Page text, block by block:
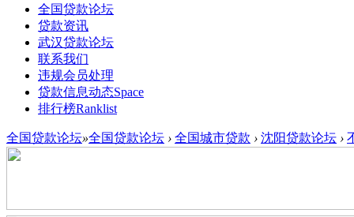
全国贷款论坛
贷款资讯
武汉贷款论坛
联系我们
违规会员处理
贷款信息动态Space
排行榜Ranklist
全国贷款论坛»全国贷款论坛 › 全国城市贷款 › 沈阳贷款论坛 ›